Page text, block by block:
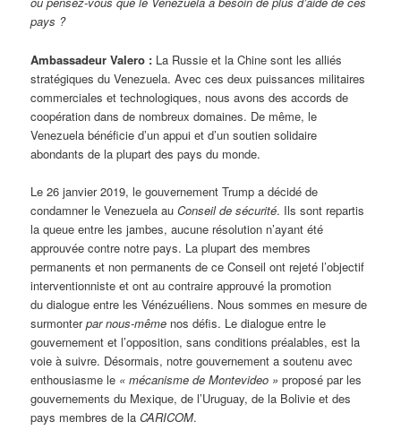
pays ?
Ambassadeur Valero : La Russie et la Chine sont les alliés
stratégiques du Venezuela. Avec ces deux puissances militaires
commerciales et technologiques, nous avons des accords de
coopération dans de nombreux domaines. De même, le
Venezuela bénéficie d’un appui et d’un soutien solidaire
abondants de la plupart des pays du monde.
Le 26 janvier 2019, le gouvernement Trump a décidé de
condamner le Venezuela auConseil de sécurité. Ils sont repartis
la queue entre les jambes, aucune résolution n’ayant été
approuvée contre notre pays. La plupart des membres
permanents et non permanents de ce Conseil ont rejeté l’objectif
interventionniste et ont au contraire approuvé la promotion
du dialogue entre les Vénézuéliens. Nous sommes en mesure de
surmonterpar nous-même nos défis. Le dialogue entre le
gouvernement et l’opposition, sans conditions préalables, est la
voie à suivre. Désormais, notre gouvernement a soutenu avec
enthousiasme le « mécanisme de Montevideo » proposé par les
gouvernements du Mexique, de l’Uruguay, de la Bolivie et des
pays membres de laCARICOM.